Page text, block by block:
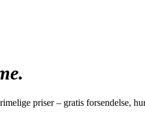
priser – gratis forsendelse,